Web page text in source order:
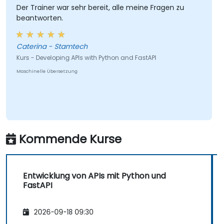
einem Cloud-Server bereitstellen.
Der Trainer war sehr bereit, alle meine Fragen zu
beantworten.
Caterina - Stamtech
Kurs - Developing APIs with Python and FastAPI
Maschinelle Übersetzung
Kommende Kurse
Entwicklung von APIs mit Python und
FastAPI
2026-09-18 09:30